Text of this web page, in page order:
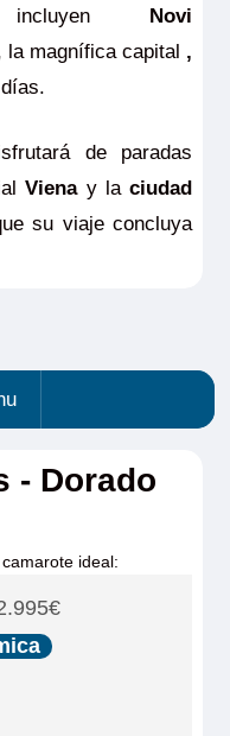
incluyen Novi
magnífica capital ,
de paradas
Vienay laciudad
su viaje concluya
- Dorado
ideal: